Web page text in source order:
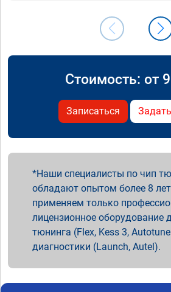
Стоимость: от
Записаться
Наши специалисты по чип
обладают опытом более 8
применяем только
лицензионное оборудование
тюнинга (Flex, Kess 3,
диагностики (Launch, Autel).